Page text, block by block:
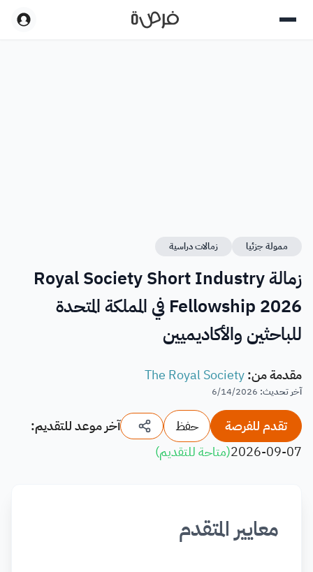
ممولة جزئيا زمالات دراسية
زمالة Royal Society Short Industry
Fellowship 2026 في المملكة المتحدة
للباحثين والأكاديميين
مقدمة من:
The Royal Society
آخر تحديث:
6/14/2026
تقدم للفرصة حفظ
آخر موعد للتقديم:
2026-09-07
(متاحة للتقديم)
معايير المتقدم